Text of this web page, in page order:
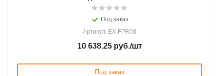
Под заказ
Артикул: EX-FPR08
10 638.25руб./шт
Под заказ